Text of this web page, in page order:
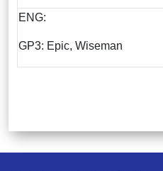
ENG:
GP3: Epic, Wiseman